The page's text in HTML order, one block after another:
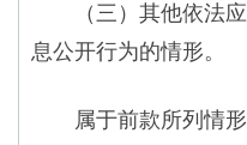
（三）其他依法应
息公开行为的情形。
属于前款所列情形